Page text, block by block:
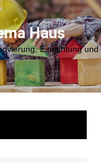
Haus
Einrichtung und